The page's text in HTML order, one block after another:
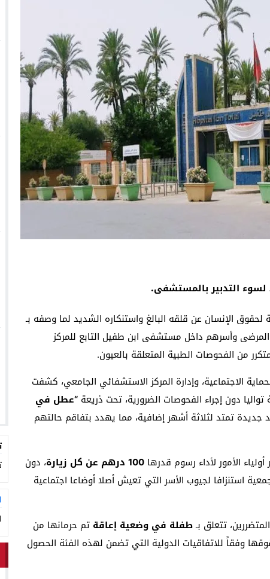
وملف “ماء القصبة” يفجّر الأوضاع
التدبير بالمستشفى.
الإنسان عن قلقه البالغ واستنكاره الشديد لما وصفه بـ
وأسرهم داخل مستشفى ابن طفيل التابع للمركز
من الفحوصات الطبية المتعلقة بالعيون.
الاجتماعية، وإدارة المركز الاستشفائي الجامعي، كشفت
دون إجراء الفحوصات الضرورية، تحت ذريعة “عطل في
تمتد لثلاثة أشهر إضافية، مما يهدد بتفاقم حالتهم
الأمور لأداء رسوم قدرها 100 درهم عن كل زيارة
، دون
استنزافا لجيوب الأسر التي تعيش أصلا أوضاعا اجتماعية
تتعلق بـطفلة في وضعية إعاقة تم حرمانها من
وفقاً للاتفاقيات الدولية التي تضمن لهذه الفئة الحصول